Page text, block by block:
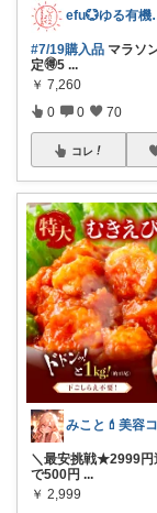
efu💮ゆ
#7/19購入品 マラソ
定🉐5 ...
￥ 7,260
0 0 70
コレ
＼最安挑戦★2999円
で500円 ...
￥ 2,999